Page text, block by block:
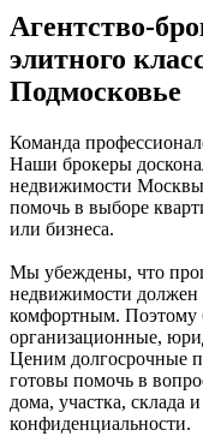
Агентство-
элитного
Подмосковье
Команда
Наши брокеры
недвижимости Москвы
помочь в выборе
или бизнеса.
Мы убеждены, что
недвижимости
комфортным. Поэтому
организационные,
Ценим долгосрочные
готовы помочь в
дома, участка,
конфиденциальности.